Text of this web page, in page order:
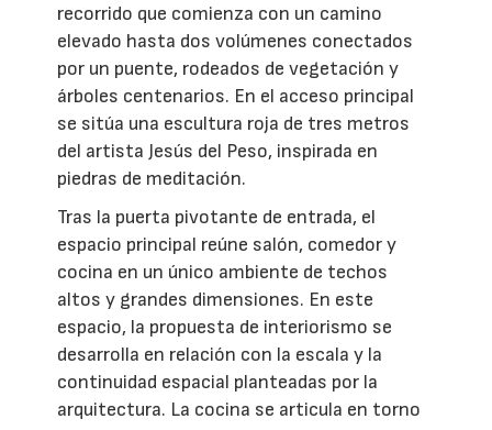
recorrido que comienza con un camino
elevado hasta dos volúmenes conectados
por un puente, rodeados de vegetación y
árboles centenarios. En el acceso principal
se sitúa una escultura roja de tres metros
del artista Jesús del Peso, inspirada en
piedras de meditación.
Tras la puerta pivotante de entrada, el
espacio principal reúne salón, comedor y
cocina en un único ambiente de techos
altos y grandes dimensiones. En este
espacio, la propuesta de interiorismo se
desarrolla en relación con la escala y la
continuidad espacial planteadas por la
arquitectura. La cocina se articula en torno